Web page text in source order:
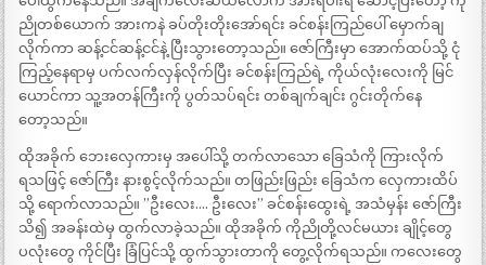
ညိုတစ်ယောက် အားကနဲ ခပ်တိုးတိုးအော်ရင်း ခင်စန်းကြည်ပေါ် မှောက်ချ
လိုက်ကာ ဆန့်ငင်ဆန့်ငင်နဲ့ ပြီးသွားတော့သည်။ ဇော်ကြီးမှာ အောက်ထပ်သို့ ငုံ
ကြည့်နေရာမှ ပက်လက်လှန်လိုက်ပြီး ခင်စန်းကြည်ရဲ့ ကိုယ်လုံးလေးကို မြင်
ယောင်ကာ သူ့အတန်ကြီးကို ပွတ်သပ်ရင်း တစ်ချက်ချင်း ဂွင်းတိုက်နေ
တော့သည်။
ထိုအခိုက် ဘေးလှေကားမှ အပေါ်သို့ တက်လာသော ခြေသံကို ကြားလိုက်
ရသဖြင့် ဇော်ကြီး နားစွင့်လိုက်သည်။ တဖြည်းဖြည်း ခြေသံက လှေကားထိပ်
သို့ ရောက်လာသည်။ ”ဦးလေး…. ဦးလေး” ခင်စန်းထွေးရဲ့ အသံမှန်း ဇော်ကြီး
သိ၍ အခန်းထဲမှ ထွက်လာခဲ့သည်။ ထိုအခိုက် ကိုညိုတို့လင်မယား ချိုင့်တွေ
ပလုံးတွေ ကိုင်ပြီး ခြံပြင်သို့ ထွက်သွားတာကို တွေ့လိုက်ရသည်။ ကလေးတွေ